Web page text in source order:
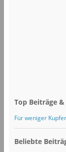
Top Beiträge &
Für weniger
Beliebte